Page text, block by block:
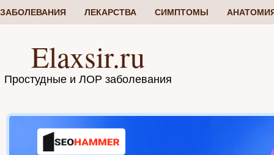
ЗАБОЛЕВАНИЯ ЛЕКАРСТВА СИМПТОМЫ
Elaxsir.ru
Простудные и ЛОР заболевания